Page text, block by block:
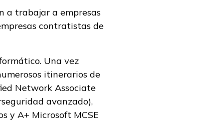
a trabajar a empresas
contratistas de
Una vez
itinerarios de
Network Associate
avanzado),
y A+ Microsoft MCSE